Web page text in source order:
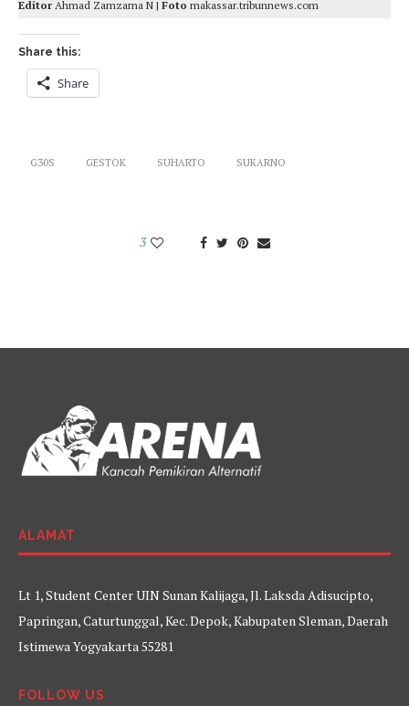
Editor Ahmad Zamzama N | Foto makassar.tribunnews.com
Share this:
Share
G30S GESTOK SUHARTO SUKARNO
3
ALAMAT
Lt 1, Student Center UIN Sunan Kalijaga, Jl. Laksda Adisucipto,
Papringan, Caturtunggal, Kec. Depok, Kabupaten Sleman, Daerah
Istimewa Yogyakarta 55281
FOLLOW US